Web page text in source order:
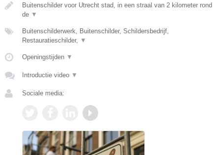
Buitenschilder voor Utrecht stad, in een straal van 2 kilometer rond
de ▼
Buitenschilderwerk, Buitenschilder, Schildersbedrijf,
Restauratieschilder, ▼
Openingstijden ▼
Introductie video ▼
Sociale media: